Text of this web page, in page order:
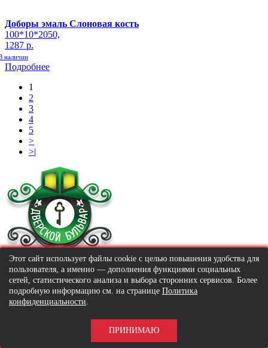
Доборы эмаль Слоновая кость
100*10*2050,
1287 р.
наличии
Подробнее
1
2
3
4
5
>
>|
© 2016-2026 «Dverskoy bulvar»
© 2016-2026 «Дверской бульвар»
МЕНЮ
Главная
Этот сайт использует файлы cookie с целью повышения удобства для
пользователя, а именно — дополнения функциями социальных
сетей, статистического анализа и выбора сторонних сервисов. Более
подробную информацию см. на странице Политика
конфиденциальности.
ПРИНИМАЮ